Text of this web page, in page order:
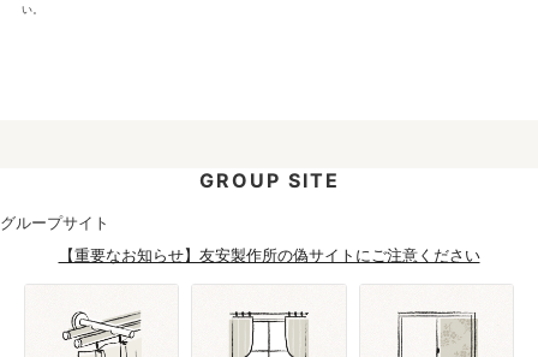
い。
GROUP SITE
グループサイト
【重要なお知らせ】友安製作所の偽サイトにご注意ください